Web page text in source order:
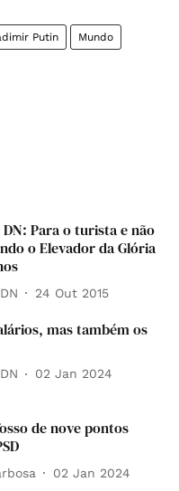
Putin Mundo
Para o turista e não
o Elevador da Glória
24 Out 2015
mas também os
02 Jan 2024
de nove pontos
02 Jan 2024